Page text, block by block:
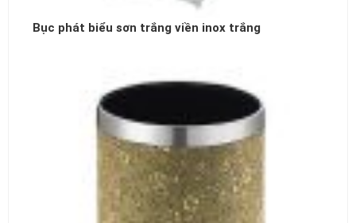
Bục phát biểu sơn trắng viền inox trắng